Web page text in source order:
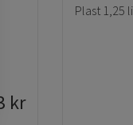
kr
Plast 1,25